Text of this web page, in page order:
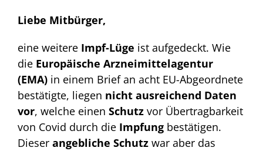
Liebe Mitbürger,
eine weitere Impf-Lüge ist aufgedeckt. Wie
die Europäische Arzneimittelagentur
(EMA) in einem Brief an acht EU-Abgeordnete
bestätigte, liegen nicht ausreichend Daten
vor, welche einen Schutz vor Übertragbarkeit
von Covid durch die Impfung bestätigen.
Dieser angebliche Schutz war aber das